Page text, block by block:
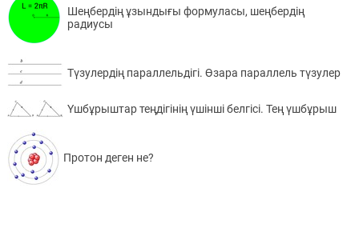
Шеңбердің ұзындығы формуласы, шеңбердің
радиусы
Түзулердің параллельдігі. Өзара параллель түзулер
Үшбұрыштар теңдігінің үшінші белгісі. Тең үшбұрыш
Протон деген не?